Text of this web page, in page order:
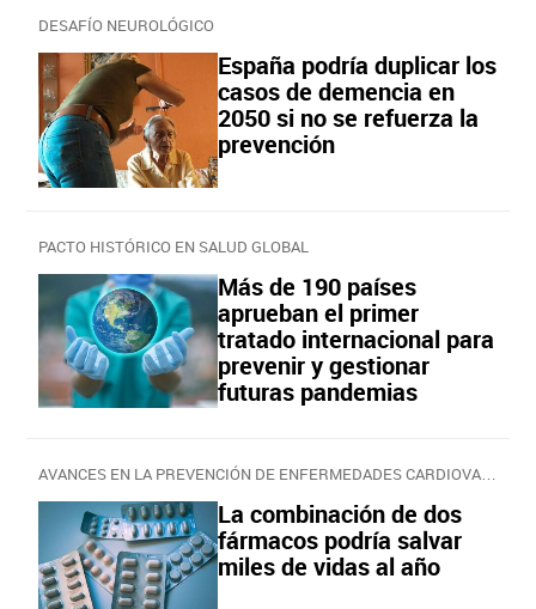
DESAFÍO NEUROLÓGICO
España podría duplicar los
casos de demencia en
2050 si no se refuerza la
prevención
PACTO HISTÓRICO EN SALUD GLOBAL
Más de 190 países
aprueban el primer
tratado internacional para
prevenir y gestionar
futuras pandemias
La combinación de dos
fármacos podría salvar
miles de vidas al año